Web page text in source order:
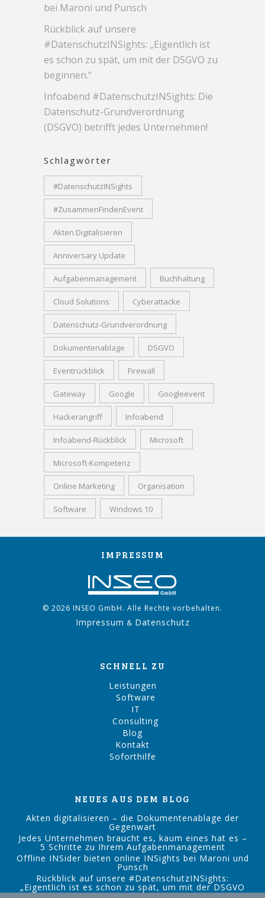
bei Maroni und Punsch
Rückblick auf unsere
#DatenschutzINSights: „Eigentlich ist
es schon zu spät, um mit der DSGVO zu
beginnen.“
Infoabend #DatenschutzINSights: Die
Datenschutz-Grundverordnung
(DSGVO) betrifft jedes Unternehmen!
Schlagwörter
#DatenschutzINSights
#ZusammenFindenEvent
Akten Digitalisieren
Anniversary Update
Aufgabenmanagement Buchhaltung
Cloud Solutions Cyberattacke
Datenschutz-Grundverordnung
Dokumentenablage DSGVO
Eventrückblick Firewall
Gateway Google Googleevent
Hackerangriff Infoabend
Infoabend-Rückblick Microsoft
Microsoft-Kompetenz
Online Marketing Organisation
Software Windows 10
IMPRESSUM
© 2026 INSEO GmbH. Alle Rechte vorbehalten.
Impressum & Datenschutz
SCHNELL ZU
Leistungen
Software
IT
Consulting
Blog
Kontakt
Soforthilfe
NEUES AUS DEM BLOG
Akten digitalisieren – die Dokumentenablage der
Gegenwart
Jedes Unternehmen braucht es, kaum eines hat es –
5 Schritte zu Ihrem Aufgabenmanagement
Offline INSider bieten online INSights bei Maroni und
Punsch
Rückblick auf unsere #DatenschutzINSights:
„Eigentlich ist es schon zu spät, um mit der DSGVO